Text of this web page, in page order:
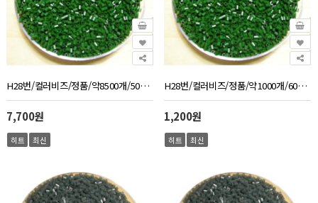
H28번/컬러비즈/정품/약8500개/500g/진초록색
7,700원
히트 최신
H28번/컬러비즈/정품/약1000개/60g/진초록색
1,200원
히트 최신